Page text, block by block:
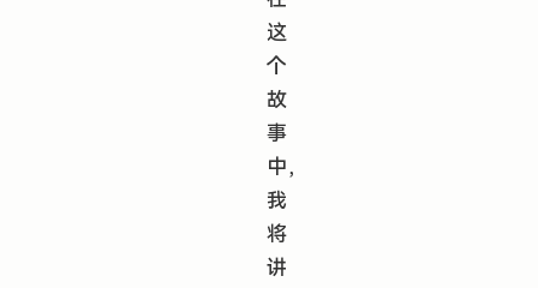
这
个
故
事
中，
我
将
讲